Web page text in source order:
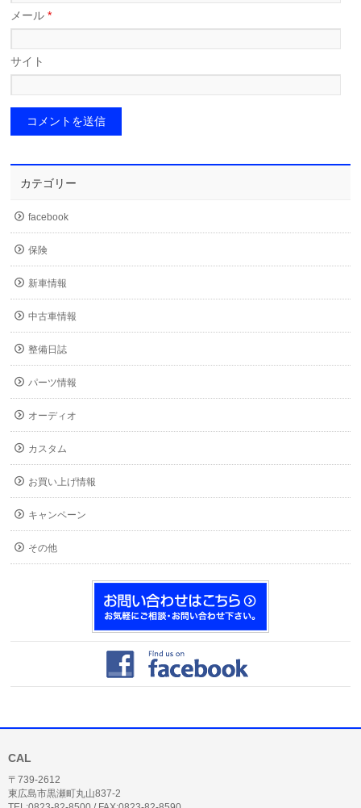
メール*
サイト
カテゴリー
facebook
保険
新車情報
中古車情報
整備日誌
パーツ情報
オーディオ
カスタム
お買い上げ情報
キャンペーン
その他
CAL
〒739-2612
東広島市黒瀬町丸山837-2